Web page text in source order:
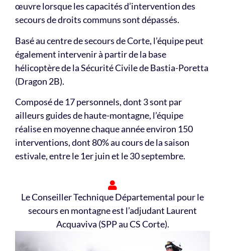
œuvre lorsque les capacités d’intervention des
secours de droits communs sont dépassés.
Basé au centre de secours de Corte, l’équipe peut
également intervenir à partir de la base
hélicoptère de la Sécurité Civile de Bastia-Poretta
(Dragon 2B).
Composé de 17 personnels, dont 3 sont par
ailleurs guides de haute-montagne, l’équipe
réalise en moyenne chaque année environ 150
interventions, dont 80% au cours de la saison
estivale, entre le 1er juin et le 30 septembre.
Le Conseiller Technique Départemental pour le
secours en montagne est l’adjudant Laurent
Acquaviva (SPP au CS Corte).